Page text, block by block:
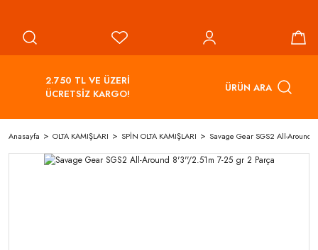
2.750 TL VE ÜZERİ
ÜCRETSİZ KARGO!
ÜRÜN ARA
Anasayfa OLTA KAMIŞLARI SPİN OLTA KAMIŞLARI Savage Gear SGS2 All-